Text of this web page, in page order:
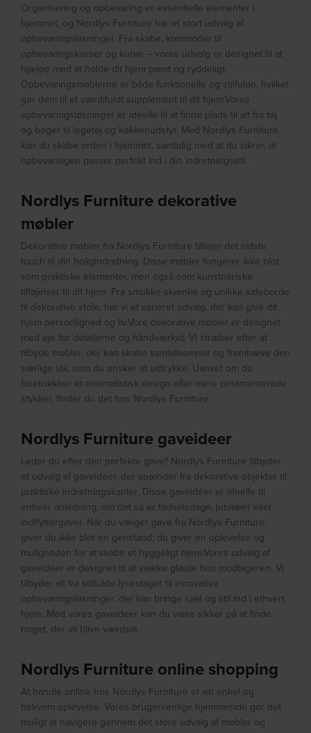
Organisering og opbevaring er essentielle elementer i
hjemmet, og Nordlys Furniture har et stort udvalg af
opbevaringsløsninger. Fra skabe, kommoder til
opbevaringskasser og kurve – vores udvalg er designet til at
hjælpe med at holde dit hjem pænt og ryddeligt.
Opbevaringsmøblerne er både funktionelle og stilfulde, hvilket
gør dem til et værdifuldt supplement til dit hjem.Vores
opbevaringsløsninger er ideelle til at finde plads til alt fra tøj
og bøger til legetøj og køkkenudstyr. Med Nordlys Furniture
kan du skabe orden i hjemmet, samtidig med at du sikrer, at
opbevaringen passer perfekt ind i din indretningsstil.
Nordlys Furniture dekorative
møbler
Dekorative møbler fra Nordlys Furniture tilføjer det sidste
touch til din boligindretning. Disse møbler fungerer ikke blot
som praktiske elementer, men også som kunstneriske
tilføjelser til dit hjem. Fra smukke skænke og unikke sideborde
til dekorative stole, har vi et varieret udvalg, der kan give dit
hjem personlighed og liv.Vore dekorative møbler er designet
med øje for detaljerne og håndværket. Vi stræber efter at
tilbyde møbler, der kan skabe samtaleemner og fremhæve den
særlige stil, som du ønsker at udtrykke. Uanset om du
foretrækker et minimalistisk design eller mere ornamenterede
stykker, finder du det hos Nordlys Furniture.
Nordlys Furniture gaveideer
Leder du efter den perfekte gave? Nordlys Furniture tilbyder
et udvalg af gaveideer, der spænder fra dekorative objekter til
praktiske indretningskanter. Disse gaveidéer er ideelle til
enhver anledning, om det så er fødselsdage, jubilæer eller
indflyttergaver. Når du vælger gave fra Nordlys Furniture,
giver du ikke blot en genstand; du giver en oplevelse og
muligheden for at skabe et hyggeligt hjem.Vores udvalg af
gaveideer er designet til at vække glæde hos modtageren. Vi
tilbyder alt fra stilfulde lysestager til innovative
opbevaringsløsninger, der kan bringe sjæl og stil ind i ethvert
hjem. Med vores gaveideer kan du være sikker på at finde
noget, der vil blive værdsat.
Nordlys Furniture online shopping
At handle online hos Nordlys Furniture er en enkel og
bekvem oplevelse. Vores brugervenlige hjemmeside gør det
muligt at navigere gennem det store udvalg af møbler og